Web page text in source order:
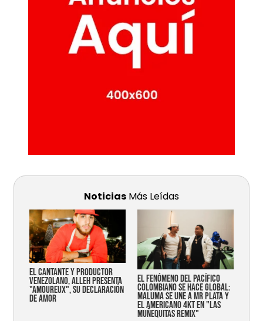
Noticias Más Leídas
EL CANTANTE Y PRODUCTOR
VENEZOLANO, ALLEH PRESENTA
"AMOUREUX", SU DECLARACIÓN
DE AMOR
EL FENÓMENO DEL PACÍFICO
COLOMBIANO SE HACE GLOBAL:
MALUMA SE UNE A MR PLATA Y
EL AMERICANO 4KT EN "LAS
MUÑEQUITAS REMIX"